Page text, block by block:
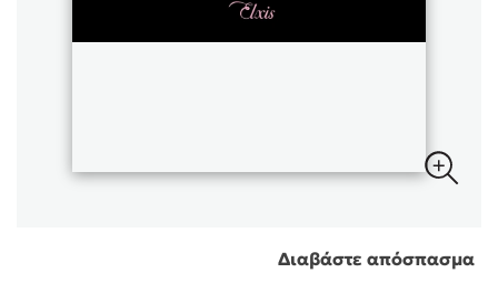
Κώστας Κρομμύδας
Διαβάστε απόσπασμα